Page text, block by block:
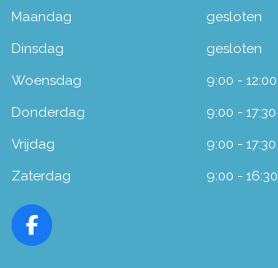
Maandag
gesloten
Dinsdag
gesloten
Woensdag
9:00 - 12:00
Donderdag
9:00 - 17:30
Vrijdag
9:00 - 17:30
Zaterdag
9:00 - 16:30
F